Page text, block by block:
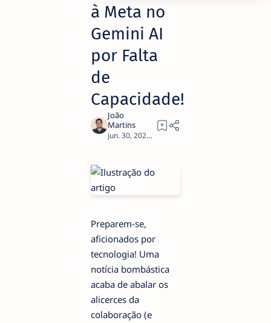
à Meta no
Gemini AI
por Falta
de
Capacidade!
Preparem-se,
aficionados por
tecnologia! Uma
notícia bombástica
acaba de abalar os
alicerces da
colaboração (e